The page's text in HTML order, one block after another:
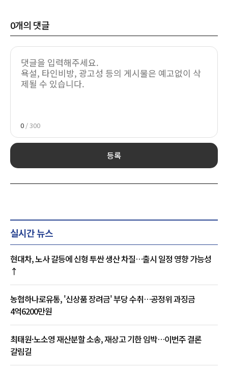
0개의 댓글
0 / 300
등록
실시간 뉴스
현대차, 노사 갈등에 신형 투싼 생산 차질…출시 일정 영향 가능성
↑
농협하나로유통, '신상품 장려금' 부당 수취…공정위 과징금
4억6200만원
최태원·노소영 재산분할 소송, 재상고 기한 임박…이번주 결론
갈림길